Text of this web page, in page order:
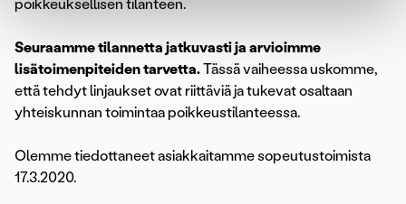
poikkeuksellisen tilanteen.
Seuraamme tilannetta jatkuvasti ja arvioimme
lisätoimenpiteiden tarvetta.Tässä vaiheessa uskomme,
että tehdyt linjaukset ovat riittäviä ja tukevat osaltaan
yhteiskunnan toimintaa poikkeustilanteessa.
Olemme tiedottaneet asiakkaitamme sopeutustoimista
17.3.2020.